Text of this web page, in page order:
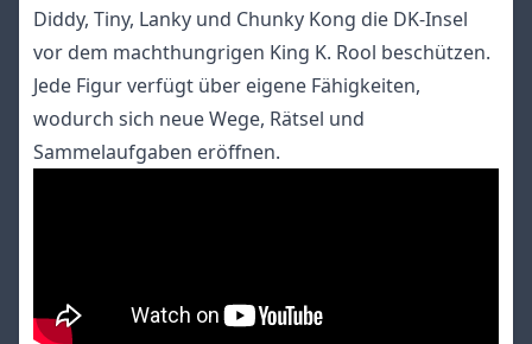
Diddy, Tiny, Lanky und Chunky Kong die DK-Insel
vor dem machthungrigen King K. Rool beschützen.
Jede Figur verfügt über eigene Fähigkeiten,
wodurch sich neue Wege, Rätsel und
Sammelaufgaben eröffnen.